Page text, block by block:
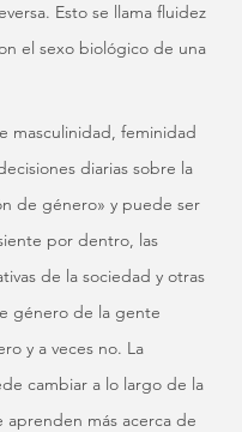
Esto se llama fluidez
el sexo biológico de una
masculinidad, feminidad
diarias sobre la
de género» y puede ser
por dentro, las
de la sociedad y otras
género de la gente
y a veces no. La
cambiar a lo largo de la
aprenden más acerca de